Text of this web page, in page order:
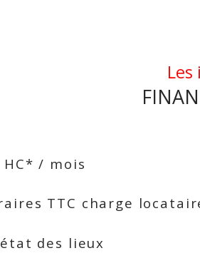
HC* / mois
TTC charge
des lieux